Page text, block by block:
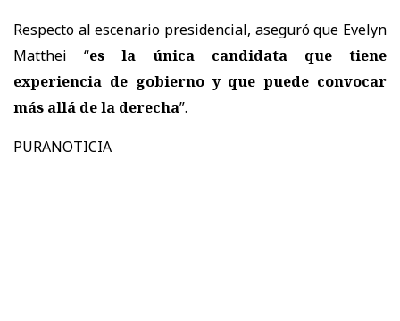
Respecto al escenario presidencial, aseguró que Evelyn
Matthei “es la única candidata que tiene
experiencia de gobierno y que puede convocar
más allá de la derecha”.
PURANOTICIA